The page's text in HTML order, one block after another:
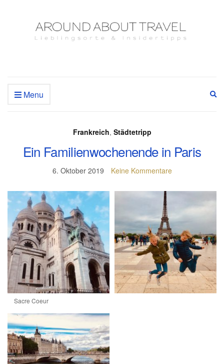
Menu
Frankreich, Städtetripp
Ein Familienwochenende in Paris
6. Oktober 2019 Keine Kommentare
Sacre Coeur